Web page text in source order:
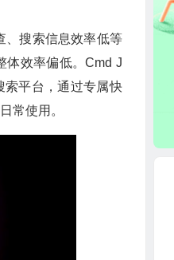
、搜索信息效率低等
体效率偏低。Cmd J
索平台，通过专属快
常使用。